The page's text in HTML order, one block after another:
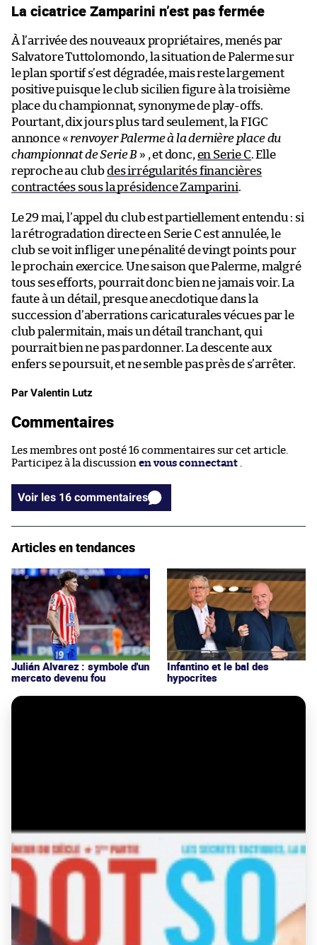
La cicatrice Zamparini n’est pas fermée
À l’arrivée des nouveaux propriétaires, menés par
Salvatore Tuttolomondo, la situation de Palerme sur
le plan sportif s’est dégradée, mais reste largement
positive puisque le club sicilien figure à la troisième
place du championnat, synonyme de play-offs.
Pourtant, dix jours plus tard seulement, la FIGC
annonce « renvoyer Palerme à la dernière place du
championnat de Serie B » , et donc, en Serie C. Elle
reproche au clubdes irrégularités financières
contractées sous la présidence Zamparini.
Le 29 mai, l’appel du club est partiellement entendu : si
la rétrogradation directe en Serie C est annulée, le
club se voit infliger une pénalité de vingt points pour
le prochain exercice. Une saison que Palerme, malgré
tous ses efforts, pourrait donc bien ne jamais voir. La
faute à un détail, presque anecdotique dans la
succession d’aberrations caricaturales vécues par le
club palermitain, mais un détail tranchant, qui
pourrait bien ne pas pardonner. La descente aux
enfers se poursuit, et ne semble pas près de s’arrêter.
Par Valentin Lutz
Commentaires
Les membres ont posté 16 commentaires sur cet article.
Participez à la discussion en vous connectant .
Voir les 16 commentaires
Articles en tendances
Julián Alvarez : symbole d'un
mercato devenu fou
Infantino et le bal des
hypocrites